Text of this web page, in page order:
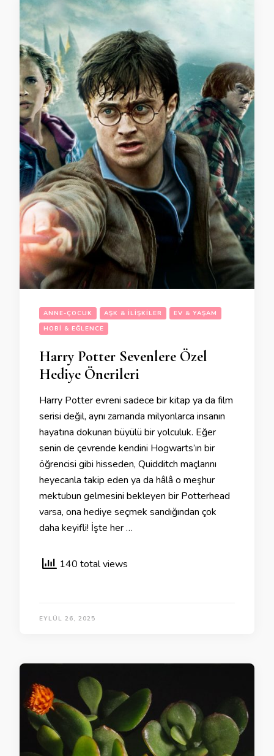
ANNE-ÇOCUK AŞK & İLIŞKILER
EV & YAŞAM
HOBI & EĞLENCE
Harry Potter Sevenlere Özel
Hediye Önerileri
Harry Potter evreni sadece bir kitap ya da film
serisi değil, aynı zamanda milyonlarca insanın
hayatına dokunan büyülü bir yolculuk. Eğer
senin de çevrende kendini Hogwarts’ın bir
öğrencisi gibi hisseden, Quidditch maçlarını
heyecanla takip eden ya da hâlâ o meşhur
mektubun gelmesini bekleyen bir Potterhead
varsa, ona hediye seçmek sandığından çok
daha keyifli! İşte her …
140 total views
EYLÜL 26, 2025